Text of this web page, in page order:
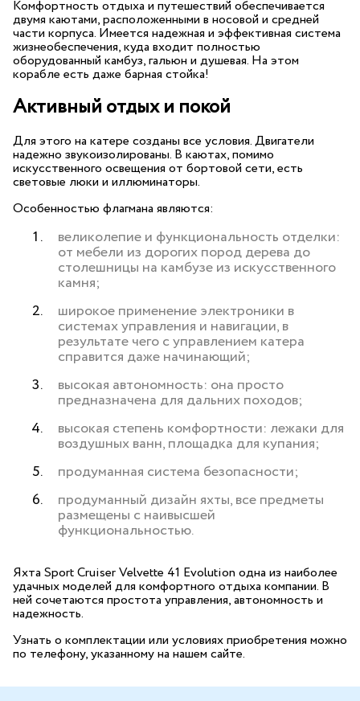
Комфортность отдыха и путешествий обеспечивается
двумя каютами, расположенными в носовой и средней
части корпуса. Имеется надежная и эффективная система
жизнеобеспечения, куда входит полностью
оборудованный камбуз, гальюн и душевая. На этом
корабле есть даже барная стойка!
Активный отдых и покой
Для этого на катере созданы все условия. Двигатели
надежно звукоизолированы. В каютах, помимо
искусственного освещения от бортовой сети, есть
световые люки и иллюминаторы.
Особенностью флагмана являются:
великолепие и функциональность отделки:
от мебели из дорогих пород дерева до
столешницы на камбузе из искусственного
камня;
широкое применение электроники в
системах управления и навигации, в
результате чего с управлением катера
справится даже начинающий;
высокая автономность: она просто
предназначена для дальних походов;
высокая степень комфортности: лежаки для
воздушных ванн, площадка для купания;
продуманная система безопасности;
продуманный дизайн яхты, все предметы
размещены с наивысшей
функциональностью.
Яхта Sport Cruiser Velvette 41 Evolution одна из наиболее
удачных моделей для комфортного отдыха компании. В
ней сочетаются простота управления, автономность и
надежность.
Узнать о комплектации или условиях приобретения можно
по телефону, указанному на нашем сайте.